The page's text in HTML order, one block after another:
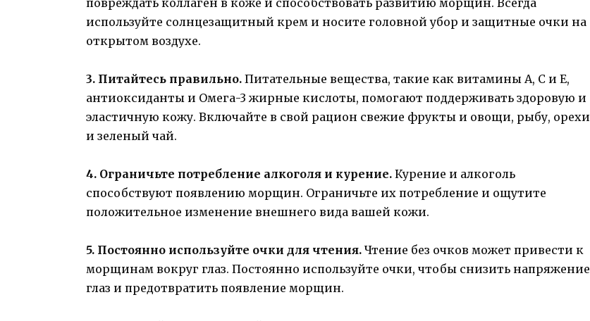
используйте солнцезащитный крем и носите головной убор и защитные очки на
открытом воздухе.
3. Питайтесь правильно. Питательные вещества, такие как витамины А, С и Е,
антиоксиданты и Омега-3 жирные кислоты, помогают поддерживать здоровую и
эластичную кожу. Включайте в свой рацион свежие фрукты и овощи, рыбу, орехи
и зеленый чай.
4. Ограничьте потребление алкоголя и курение. Курение и алкоголь
способствуют появлению морщин. Ограничьте их потребление и ощутите
положительное изменение внешнего вида вашей кожи.
5. Постоянно используйте очки для чтения. Чтение без очков может привести к
морщинам вокруг глаз. Постоянно используйте очки, чтобы снизить напряжение
глаз и предотвратить появление морщин.